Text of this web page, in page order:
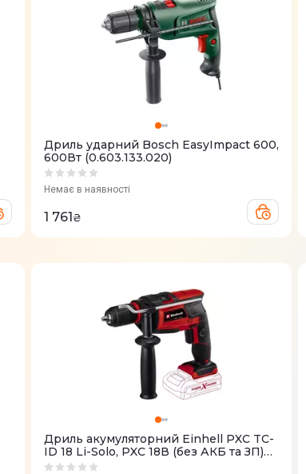
Дриль ударний Bosch EasyImpact 600,
600Вт (0.603.133.020)
Немає в наявності
1 761₴
Дриль акумуляторний Einhell PXC TC-
ID 18 Li-Solo, PXC 18В (без АКБ та ЗП)
4513960